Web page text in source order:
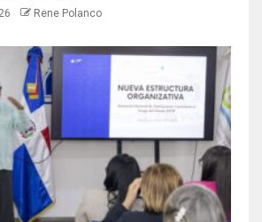
Rene Polanco